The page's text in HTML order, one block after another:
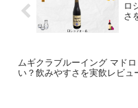
ロ
さ
ムギクラブルーイング マド
い？飲みやすさを実飲レビュ